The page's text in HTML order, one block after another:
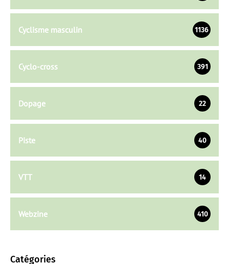
Cyclisme masculin 1136
Cyclo-cross 391
Dopage 22
Piste 40
VTT 14
Webzine 410
Catégories